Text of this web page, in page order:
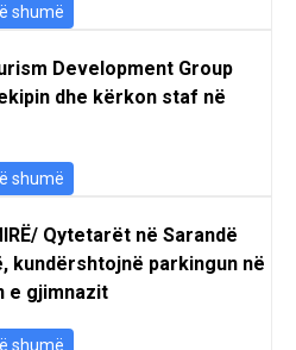
shumë
Development Group
dhe kërkon staf në
shumë
Qytetarët në Sarandë
kundërshtojnë parkingun në
e gjimnazit
shumë